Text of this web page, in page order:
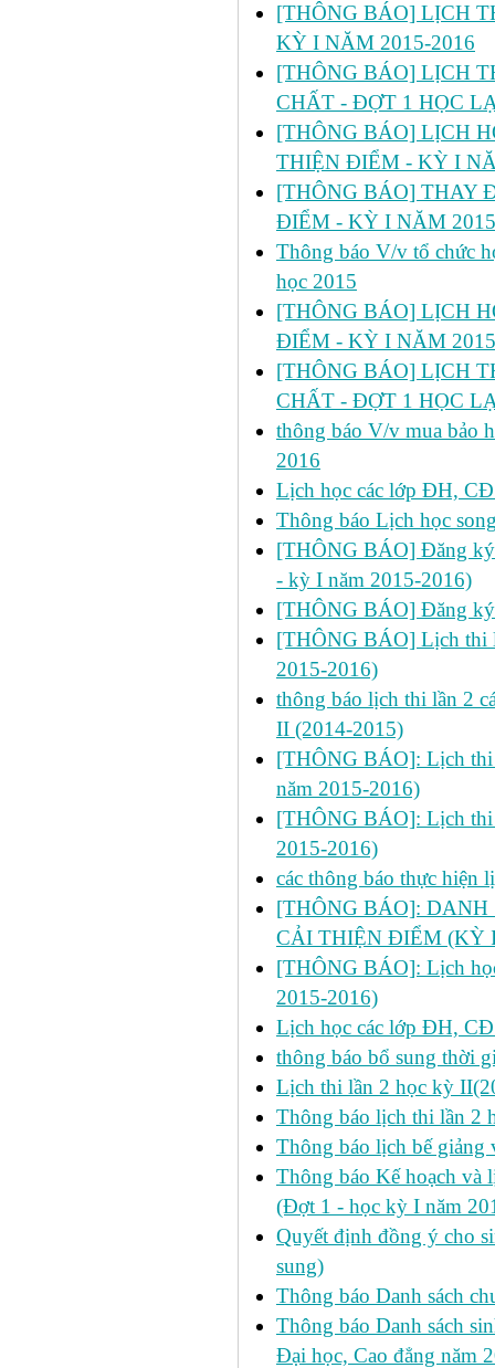
[THÔNG BÁO] LỊCH
KỲ I NĂM 2015-2016
[THÔNG BÁO] LỊCH
CHẤT - ĐỢT 1 HỌC
[THÔNG BÁO] LỊCH
THIỆN ĐIỂM - KỲ I
[THÔNG BÁO] THAY
ĐIỂM - KỲ I NĂM
Thông báo V/v tổ chức
học 2015
[THÔNG BÁO] LỊCH
ĐIỂM - KỲ I NĂM
[THÔNG BÁO] LỊCH
CHẤT - ĐỢT 1 HỌC
thông báo V/v mua bảo
2016
Lịch học các lớp ĐH, CĐ
Thông báo Lịch học
[THÔNG BÁO] Đăng ký
- kỳ I năm 2015-2016)
[THÔNG BÁO] Đăng ký
[THÔNG BÁO] Lịch thi
2015-2016)
thông báo lịch thi lần 2
II (2014-2015)
[THÔNG BÁO]: Lịch thi
năm 2015-2016)
[THÔNG BÁO]: Lịch thi
2015-2016)
các thông báo thực hiện
[THÔNG BÁO]:
CẢI THIỆN ĐIỂM (KỲ
[THÔNG BÁO]: Lịch
2015-2016)
Lịch học các lớp ĐH,
thông báo bổ sung thời
Lịch thi lần 2 học kỳ
Thông báo lịch thi lần 2
Thông báo lịch bế giảng
Thông báo Kế hoạch
(Đợt 1 - học kỳ I năm
Quyết định đồng ý cho
sung)
Thông báo Danh sách
Thông báo Danh sách
Đại học, Cao đẳng năm